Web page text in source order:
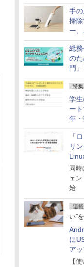
手
掃
ー
総
の
門
特集
学
ー
年
「
リ
エ
同
ェ
始
連載
い”
に
ア
【